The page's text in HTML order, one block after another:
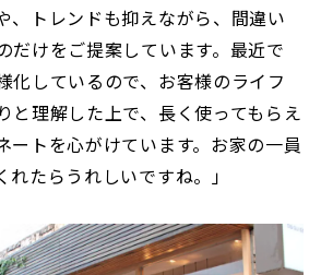
、トレンドも抑えながら、間違い
だけをご提案しています。最近で
化しているので、お客様のライフ
と理解した上で、長く使ってもらえ
ートを心がけています。お家の一員
れたらうれしいですね。」